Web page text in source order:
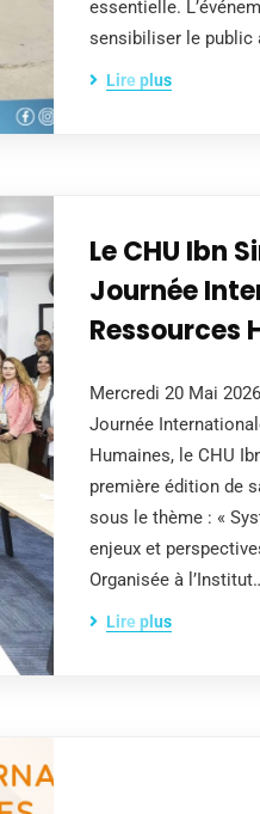
essentielle.
sensibiliser le public
Lire plus
Le CHU Ibn
Journée
Ressources
Mercredi 20 Mai
Journée
Humaines, le CHU
première édition de
sous le thème : «
enjeux et
Organisée à
Lire plus